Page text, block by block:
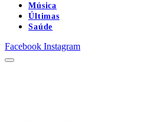
Música
Últimas
Saúde
Facebook Instagram